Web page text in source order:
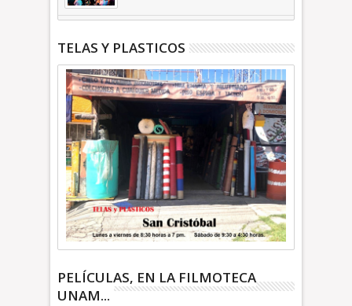
TELAS Y PLASTICOS
PELÍCULAS, EN LA FILMOTECA
UNAM...